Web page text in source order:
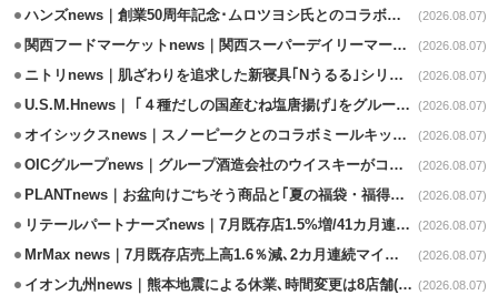
ハンズnews｜創業50周年記念･ムロツヨシ氏とのコラボ企画｢ムロハンズ｣開催 (2026.08.07)
関西フードマーケットnews｜関西スーパーデイリーマート蒲生店8/7改装 (2026.08.07)
ニトリnews｜肌ざわりを追求した新寝具｢Nうるる｣シリーズを発売 (2026.08.07)
U.S.M.Hnews｜ ｢４種だしの国産むね塩唐揚げ｣をグループ610店で共同販促 (2026.08.07)
オイシックスnews｜スノーピークとのコラボミールキット8/13発売 (2026.08.07)
OICグループnews｜グループ酒造会社のウイスキーがコンペティション受賞 (2026.08.07)
PLANTnews｜お盆向けごちそう商品と｢夏の福袋・福得カート｣8/8から開催 (2026.08.07)
リテールパートナーズnews｜7月既存店1.5%増/41カ月連続増 (2026.08.07)
MrMax news｜7月既存店売上高1.6％減､2カ月連続マイナス (2026.08.07)
イオン九州news｜熊本地震による休業､時間変更は8店舗(8/7時点) (2026.08.07)